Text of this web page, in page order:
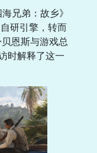
兄弟：故乡》
研引擎，转而
恩斯与游戏总
时解释了这一